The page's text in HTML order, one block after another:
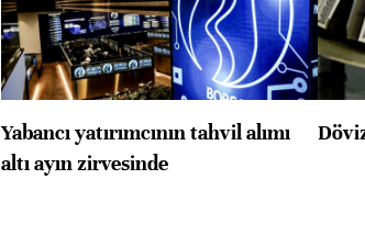
Yabancı yatırımcının tahvil alımı
altı ayın zirvesinde